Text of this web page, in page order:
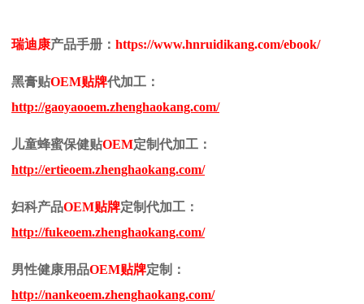
瑞迪康产品手册： https://www.hnruidikang.com/ebook/
黑膏贴OEM贴牌代加工：
http://gaoyaooem.zhenghaokang.com/
儿童蜂蜜保健贴OEM定制代加工：
http://ertieoem.zhenghaokang.com/
妇科产品OEM贴牌定制代加工：
http://fukeoem.zhenghaokang.com/
男性健康用品OEM贴牌定制：
http://nankeoem.zhenghaokang.com/